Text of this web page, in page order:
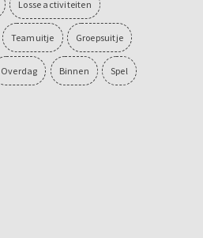
Losse activiteiten
Teamuitje Groepsuitje
Overdag Binnen Spel